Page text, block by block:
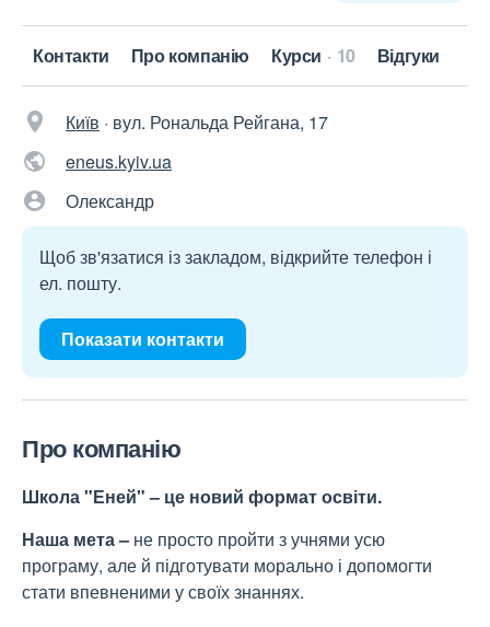
Контакти Про компанію Курси 10 Відгуки
Київ · вул. Рональда Рейгана, 17
eneus.kyiv.ua
Олександр
Щоб зв'язатися із закладом, відкрийте телефон і
ел. пошту.
Показати контакти
Про компанію
Школа"Еней"– це новий формат освіти.
Наша мета – не просто пройти з учнями усю
програму, але й підготувати морально і допомогти
стати впевненими у своїх знаннях.